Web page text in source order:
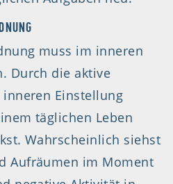
muss im inneren
Durch die aktive
Einstellung
täglichen Leben
Wahrscheinlich siehst
Aufräumen im Moment